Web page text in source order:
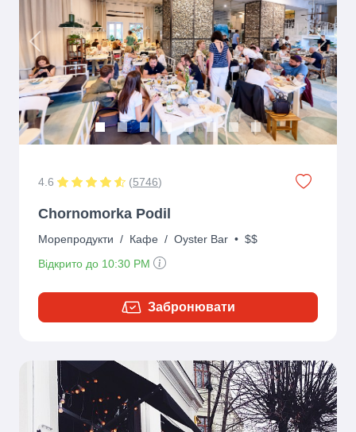
Previous Next
4.6 (5746)
Chornomorka Podil
Морепродукти / Кафе / Oyster Bar • $$
Відкрито до 10:30 PM
Забронювати